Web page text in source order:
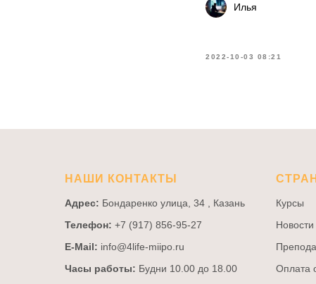
Илья
2022-10-03 08:21
НАШИ КОНТАКТЫ
Адрес: Бондаренко улица, 34 , Казань
Телефон: +7 (917) 856-95-27
E-Mail: info@4life-miipo.ru
Часы работы: Будни 10.00 до 18.00
Курсы
Новости
Оплата